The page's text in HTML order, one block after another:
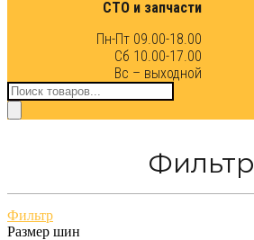
СТО и запчасти
Пн-Пт 09.00-18.00
Сб 10.00-17.00
Вс – выходной
Поиск
товаров
Фильтр
Фильтр
Размер шин